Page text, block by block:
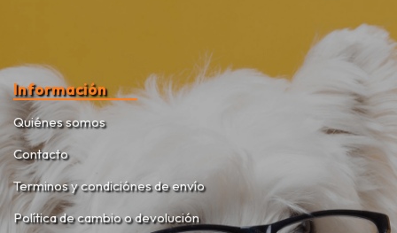
Información
Quiénes somos
Contacto
Terminos y condiciónes de envío
Política de cambio o devolución